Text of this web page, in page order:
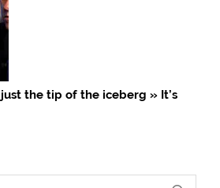
the tip of the iceberg » It’s